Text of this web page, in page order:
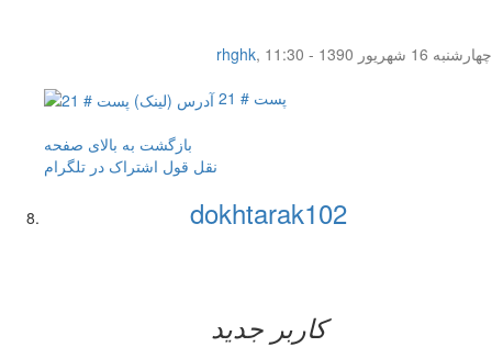
rhghk,
چهار‌شنبه 16 شهریور 1390 - 11:30
پست # 21
بازگشت به بالای صفحه
نقل قول اشتراک در تلگرام
dokhtarak102
کاربر جدید